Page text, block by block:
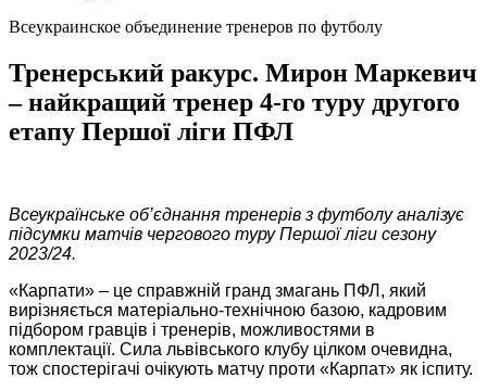
Всеукраинское объединение тренеров по футболу
Тренерський ракурс. Мирон Маркевич
– найкращий тренер 4-го туру другого
етапу Першої ліги ПФЛ
Всеукраїнське об’єднання тренерів з футболу аналізує
підсумки матчів чергового туру Першої ліги сезону
2023/24.
«Карпати» – це справжній гранд змагань ПФЛ, який
вирізняється матеріально-технічною базою, кадровим
підбором гравців і тренерів, можливостями в
комплектації. Сила львівського клубу цілком очевидна,
тож спостерігачі очікують матчу проти «Карпат» як іспиту.